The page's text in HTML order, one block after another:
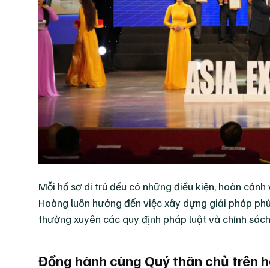
Mỗi hồ sơ di trú đều có những điều kiện, hoàn
Hoàng luôn hướng đến việc xây dựng giải pháp
thường xuyên các quy định pháp luật và chính
Đồng hành cùng Quý thân chủ trên